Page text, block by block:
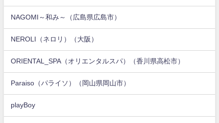
NAGOMI～和み～（広島県広島市）
NEROLI（ネロリ）（大阪）
ORIENTAL_SPA（オリエンタルスパ）（香川県高松市）
Paraiso（パライソ）（岡山県岡山市）
playBoy